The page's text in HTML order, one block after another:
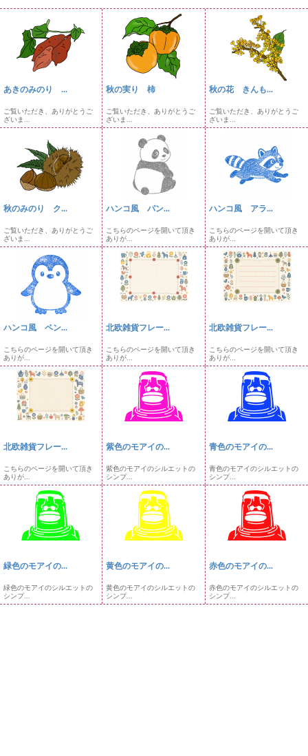
あきのみのり ...
ご覧いただき、ありがとうご
ざいま...
秋の実り 柿
ご覧いただき、ありがとうご
ざいま...
秋の花 きんも...
ご覧いただき、ありがとうご
ざいま...
秋のみのり ク...
ご覧いただき、ありがとうご
ざいま...
ハンコ風 パン...
こちらのページを開いて頂き
ありが...
ハンコ風 アラ...
こちらのページを開いて頂き
ありが...
ハンコ風 ペン...
こちらのページを開いて頂き
ありが...
北欧雑貨フレー...
こちらのページを開いて頂き
ありが...
北欧雑貨フレー...
こちらのページを開いて頂き
ありが...
北欧雑貨フレー...
こちらのページを開いて頂き
ありが...
紫色のモアイの...
紫色のモアイのシルエットの
シンプ...
青色のモアイの...
青色のモアイのシルエットの
シンプ...
緑色のモアイの...
緑色のモアイのシルエットの
シンプ...
黄色のモアイの...
黄色のモアイのシルエットの
シンプ...
赤色のモアイの...
赤色のモアイのシルエットの
シンプ...